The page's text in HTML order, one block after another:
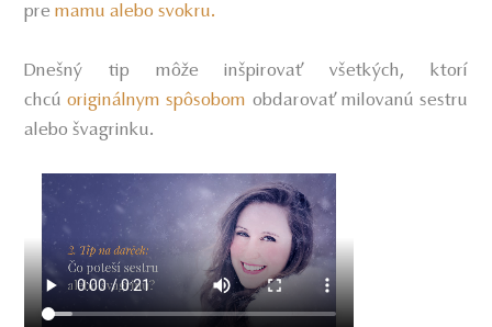
premamu alebo svokru.
Dnešný tip môže inšpirovať všetkých, ktorí
chcúoriginálnym spôsobom obdarovať milovanú sestru
alebo švagrinku.